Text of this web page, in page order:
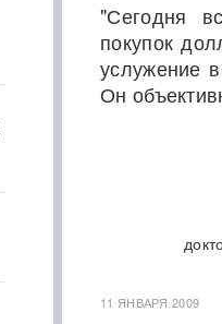
"Сегодня
покупок
услужение
Он
11 ЯНВАРЯ 2009